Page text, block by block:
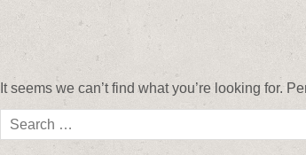
It seems we can’t find what you’re looking for.
Search
for: